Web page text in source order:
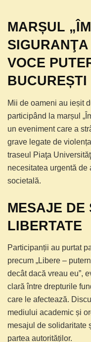
MARȘUL
VOCE
BUCUREȘTI
Mii de oameni au ieșit
participând la marșul
un eveniment care a
grave legate de
traseul Piaţa
necesitatea urgentă de
societală.
MESAJE DE
LIBERTATE
Participanții au purtat
precum „Libere –
decât dacă vreau eu”,
clară între drepturile
care le afectează.
mediului academic și
mesajul de solidaritate
partea autorităților.